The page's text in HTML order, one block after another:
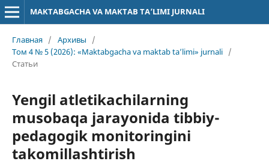
MAKTABGACHA VA MAKTAB TA’LIMI JURNALI
Главная / Архивы
/
Том 4 № 5 (2026): «Maktabgacha va maktab ta’limi» jurnali /
Статьи
Yengil atletikachilarning
musobaqa jarayonida tibbiy-
pedagogik monitoringini
takomillashtirish